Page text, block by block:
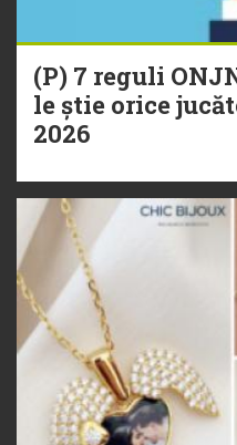
(P) 7 reguli
le știe orice
2026